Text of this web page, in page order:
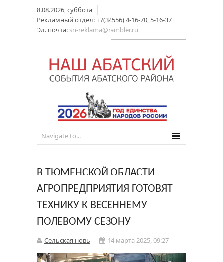
8.08.2026, суббота
Рекламный отдел: +7(34556) 4-16-70, 5-16-37
Эл. почта: sn-reklama@rambler.ru
В ТЮМЕНСКОЙ ОБЛАСТИ
АГРОПРЕДПРИЯТИЯ ГОТОВЯТ
ТЕХНИКУ К ВЕСЕННЕМУ
ПОЛЕВОМУ СЕЗОНУ
Сельская новь 14 марта 2025, 09:27